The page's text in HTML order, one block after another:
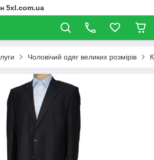
5xl.com.ua
Чоловічий одяг великих розмірів